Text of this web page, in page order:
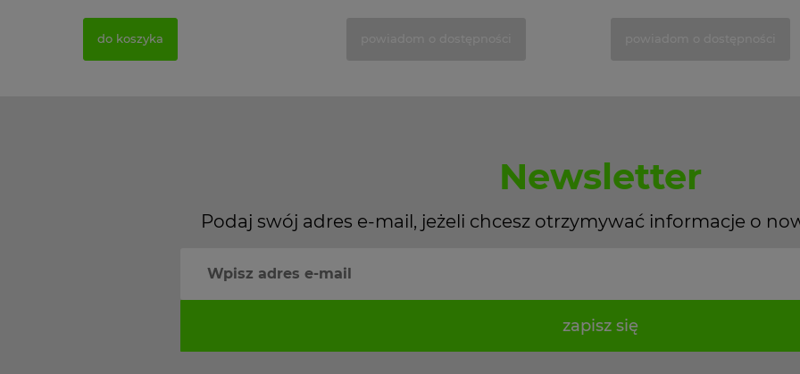
do koszyka
Newsletter
Podaj swój adres e-mail, jeżeli chcesz otrzymywać informacje o
zapisz się